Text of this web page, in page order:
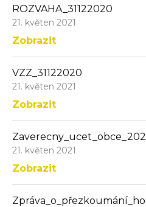
ROZVAHA_31122020
21. květen 2021
Zobrazit
VZZ_31122020
21. květen 2021
Zobrazit
21. květen 2021
Zobrazit